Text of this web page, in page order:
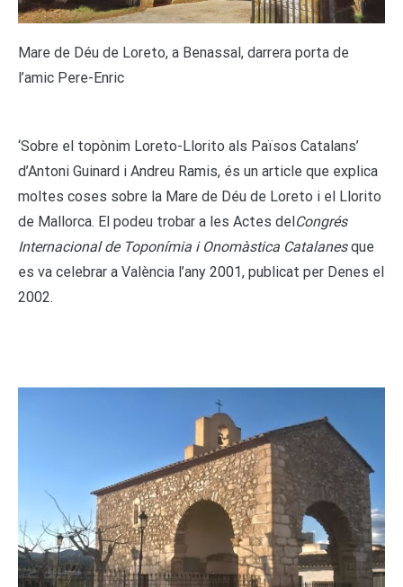
Mare de Déu de Loreto, a Benassal, darrera porta de
l’amic Pere-Enric
‘Sobre el topònim Loreto-Llorito als Països Catalans’
d’Antoni Guinard i Andreu Ramis, és un article que explica
moltes coses sobre la Mare de Déu de Loreto i el Llorito
de Mallorca. El podeu trobar a les Actes delCongrés
Internacional de Toponímia i Onomàstica Catalanesque
es va celebrar a València l’any 2001, publicat per Denes el
2002.